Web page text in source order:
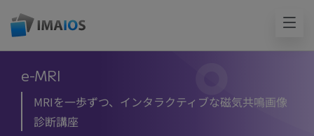
e-MRI
MRIを一歩ずつ、インタラクティブな磁気共鳴画像
診断講座